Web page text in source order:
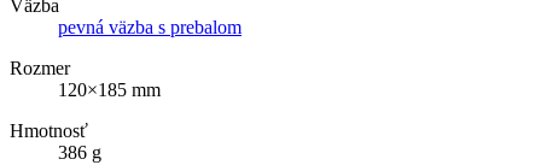
Väzba
pevná väzba s prebalom
Rozmer
120×185 mm
Hmotnosť
386 g